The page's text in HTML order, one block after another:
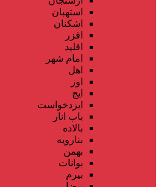
استهبان
اشکنان
افزر
اقلید
امام شهر
اهل
اوز
ایج
ایزدخواست
باب انار
بالاده
بنارویه
بهمن
بوانات
بیرم